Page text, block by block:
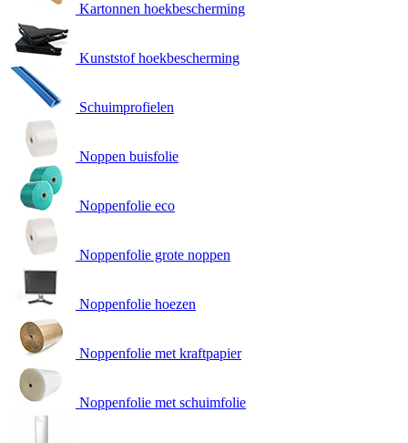
Kartonnen hoekbescherming
Kunststof hoekbescherming
Schuimprofielen
Noppen buisfolie
Noppenfolie eco
Noppenfolie grote noppen
Noppenfolie hoezen
Noppenfolie met kraftpapier
Noppenfolie met schuimfolie